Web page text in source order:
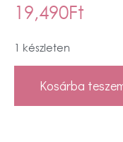
19,490Ft
1 készleten
Kosárba